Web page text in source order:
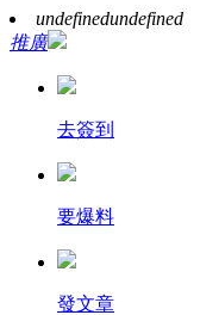
undefinedundefined
推廣
去簽到
要爆料
發文章